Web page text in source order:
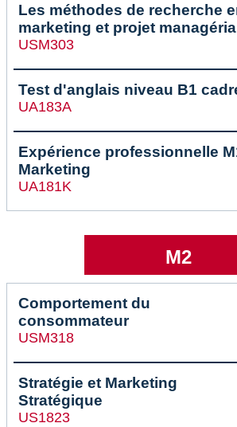
Les méthodes de recherche
marketing et projet
USM303
Test d'anglais niveau B1
UA183A
Expérience professionnelle
Marketing
UA181K
M2
Comportement du
consommateur
USM318
Stratégie et Marketing
Stratégique
US1823